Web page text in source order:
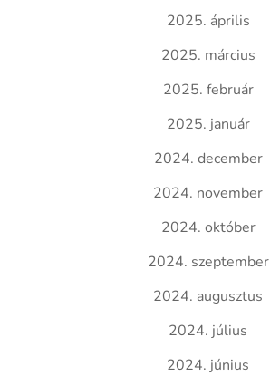
2025. április
2025. március
2025. február
2025. január
2024. december
2024. november
2024. október
2024. szeptember
2024. augusztus
2024. július
2024. június